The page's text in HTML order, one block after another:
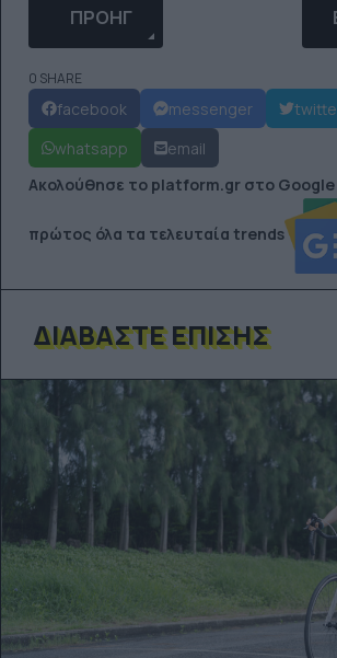
ΠΡΟΗΓΟΎΜΕΝΟ ΆΡΘΡΟ:
ΠΡΟΗΓ
0 SHARE
facebook messenger
whatsapp
email
Ακολούθησε το platform.gr στο Google
πρώτος όλα τα τελευταία trends
ΔΙΑΒΆΣΤΕ ΕΠΊΣΗΣ